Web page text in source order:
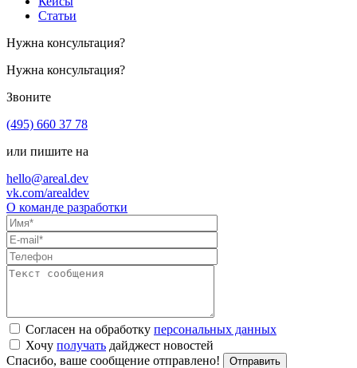
Статьи
Нужна консультация?
Нужна консультация?
Звоните
(495) 660 37 78
или пишите на
hello@areal.dev
vk.com/arealdev
О команде разработки
Согласен на обработку персональных данных
Хочу получать дайджест новостей
Спасибо, ваше сообщение отправлено!